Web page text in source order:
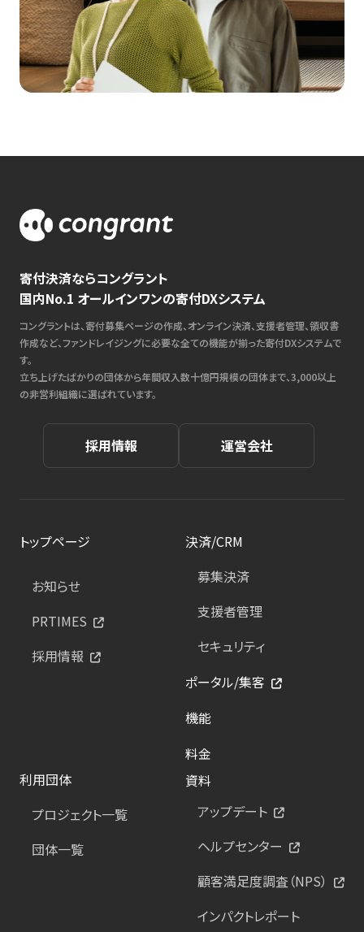
寄付決済ならコングラント
国内No.1 オールインワンの寄付DXシステム
コングラントは、寄付募集ページの作成、オンライン決済、支援者管理、領収書
作成など、ファンドレイジングに必要な全ての機能が揃った寄付DXシステムで
す。
立ち上げたばかりの団体から年間収入数十億円規模の団体まで、3,000以上
の非営利組織に選ばれています。
採用情報 運営会社
トップページ
お知らせ
PRTIMES
採用情報
決済/CRM
募集決済
支援者管理
セキュリティ
ポータル/集客
機能
料金
利用団体
プロジェクト一覧
団体一覧
資料
アップデート
ヘルプセンター
顧客満足度調査（NPS）
インパクトレポート